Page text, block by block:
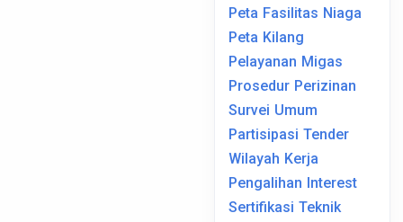
Peta Fasilitas Niaga
Peta Kilang
Pelayanan Migas
Prosedur Perizinan
Survei Umum
Partisipasi Tender
Wilayah Kerja
Pengalihan Interest
Sertifikasi Teknik